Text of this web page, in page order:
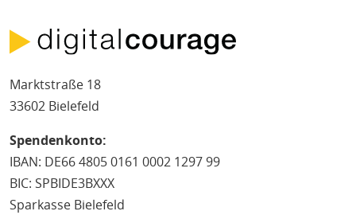
Marktstraße 18
33602 Bielefeld
Spendenkonto:
IBAN: DE66 4805 0161 0002 1297 99
BIC: SPBIDE3BXXX
Sparkasse Bielefeld